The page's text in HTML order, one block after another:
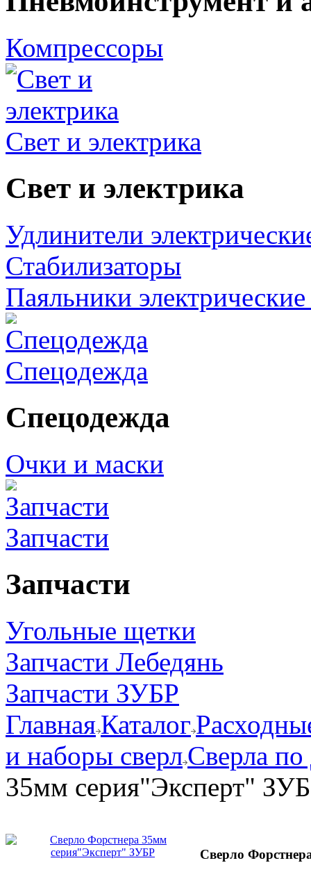
Компрессоры
Свет и электрика
Свет и электрика
Удлинители
Стабилизаторы
Паяльники
Спецодежда
Спецодежда
Очки и маски
Запчасти
Запчасти
Угольные щетки
Запчасти Лебедянь
Запчасти ЗУБР
ГлавнаяКаталог
и наборы сверлСверла по
35мм серия"Эксперт"
Сверло